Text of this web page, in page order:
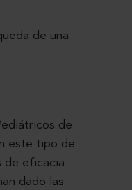
de una
de
este tipo de
de eficacia
dado las